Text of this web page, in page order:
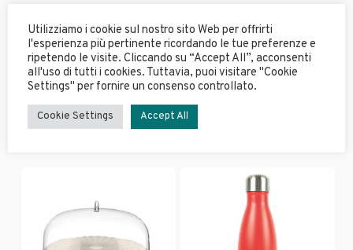
Utilizziamo i cookie sul nostro sito Web per offrirti
l'esperienza più pertinente ricordando le tue preferenze e
ripetendo le visite. Cliccando su “Accept All”, acconsenti
all'uso di tutti i cookies. Tuttavia, puoi visitare "Cookie
Settings" per fornire un consenso controllato.
Cookie Settings Accept All